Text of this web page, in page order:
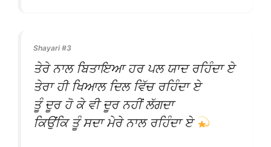
Shayari #3
ਤੇਰੇ ਨਾਲ ਬਿਤਾਇਆ ਹਰ ਪਲ ਯਾਦ ਰਹਿੰਦਾ ਏ
ਤੇਰਾ ਹੀ ਖਿਆਲ ਦਿਲ ਵਿੱਚ ਰਹਿੰਦਾ ਏ
ਤੂੰ ਦੂਰ ਹੋ ਕੇ ਵੀ ਦੂਰ ਨਹੀਂ ਲੱਗਦਾ
ਕਿਉਂਕਿ ਤੂੰ ਸਦਾ ਮੇਰੇ ਨਾਲ ਰਹਿੰਦਾ ਏ